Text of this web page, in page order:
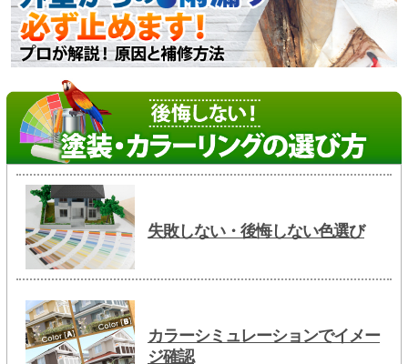
失敗しない・後悔しない色選び
カラーシミュレーションでイメー
ジ確認